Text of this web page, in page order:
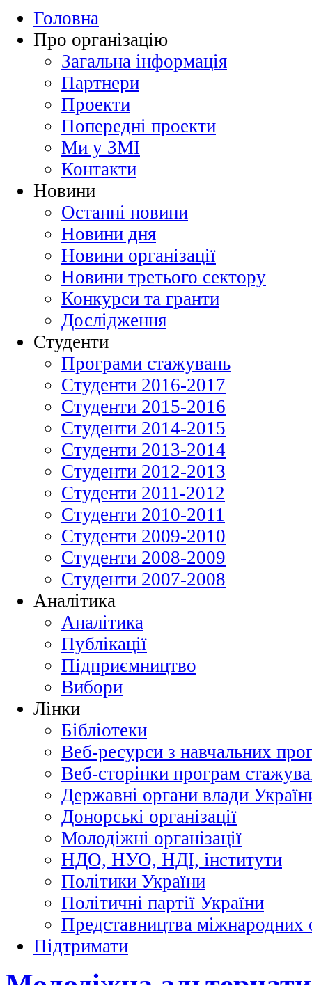
Головна
Про організацію
Загальна інформація
Партнери
Проекти
Попередні проекти
Ми у ЗМІ
Контакти
Новини
Останні новини
Новини дня
Новини організації
Новини третього сектору
Конкурси та гранти
Дослідження
Студенти
Програми стажувань
Студенти 2016-2017
Студенти 2015-2016
Студенти 2014-2015
Студенти 2013-2014
Студенти 2012-2013
Студенти 2011-2012
Студенти 2010-2011
Студенти 2009-2010
Студенти 2008-2009
Студенти 2007-2008
Аналітика
Аналітика
Публікації
Підприємництво
Вибори
Лінки
Бібліотеки
Веб-ресурси з навчальних
Веб-сторінки програм
Державні органи влади
Донорські організації
Молодіжні організації
НДО, НУО, НДІ, інститути
Політики України
Політичні партії України
Представництва міжнародних
Підтримати